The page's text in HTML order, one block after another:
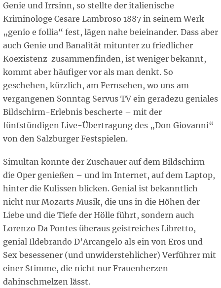
Genie und Irrsinn, so stellte der italienische
Kriminologe Cesare Lambroso 1887 in seinem Werk
„genio e follia“ fest, lägen nahe beieinander. Dass aber
auch Genie und Banalität mitunter zu friedlicher
Koexistenz zusammenfinden, ist weniger bekannt,
kommt aber häufiger vor als man denkt. So
geschehen, kürzlich, am Fernsehen, wo uns am
vergangenen Sonntag Servus TV ein geradezu geniales
Bildschirm-Erlebnis bescherte – mit der
fünfstündigen Live-Übertragung des „Don Giovanni“
von den Salzburger Festspielen.
Simultan konnte der Zuschauer auf dem Bildschirm
die Oper genießen – und im Internet, auf dem Laptop,
hinter die Kulissen blicken. Genial ist bekanntlich
nicht nur Mozarts Musik, die uns in die Höhen der
Liebe und die Tiefe der Hölle führt, sondern auch
Lorenzo Da Pontes überaus geistreiches Libretto,
genial Ildebrando D’Arcangelo als ein von Eros und
Sex besessener (und unwiderstehlicher) Verführer mit
einer Stimme, die nicht nur Frauenherzen
dahinschmelzen lässt.